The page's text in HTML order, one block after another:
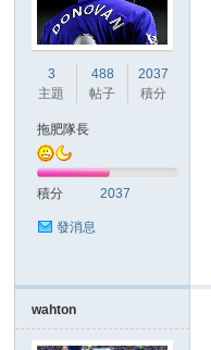
3
主題
488
帖子
2037
積分
拖肥隊長
積分 2037
發消息
wahton